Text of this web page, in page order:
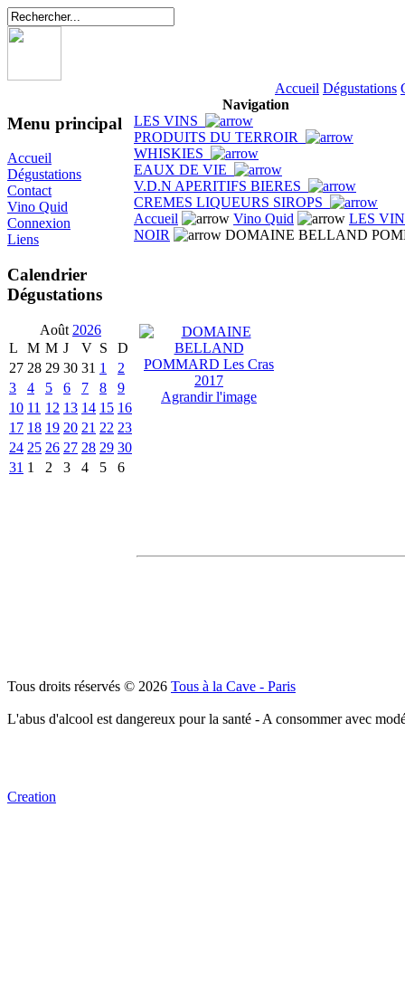
Accueil Dégustations
Menu principal
Accueil
Dégustations
Contact
Vino Quid
Connexion
Liens
Calendrier
Dégustations
Août 2026
L
M M J V S
D
27 28 29 30 31 1
2
3
4 5 6 7 8
9
10 11 12 13 14 15 16
17 18 19 20 21 22 23
24 25 26 27 28 29 30
31 1 2 3 4 5 6
Navigation
LES VINS
PRODUITS DU TERROIR
WHISKIES
EAUX DE VIE
V.D.N APERITIFS BIERES
CREMES LIQUEURS SIROPS
Accueil
Vino Quid
LES
NOIR
DOMAINE BELLAND
Agrandir l'image
Tous droits réservés © 2026 Tous à la Cave - Paris
L'abus d'alcool est dangereux pour la santé - A consommer avec
Creation